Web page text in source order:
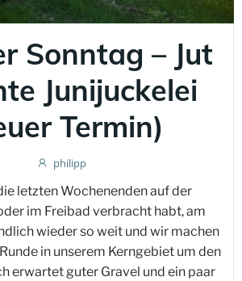
Sonntag – Jut
Junijuckelei
Termin)
philipp
letzten Wochenenden auf der
im Freibad verbracht habt, am
wieder so weit und wir machen
in unserem Kerngebiet um den
erwartet guter Gravel und ein paar